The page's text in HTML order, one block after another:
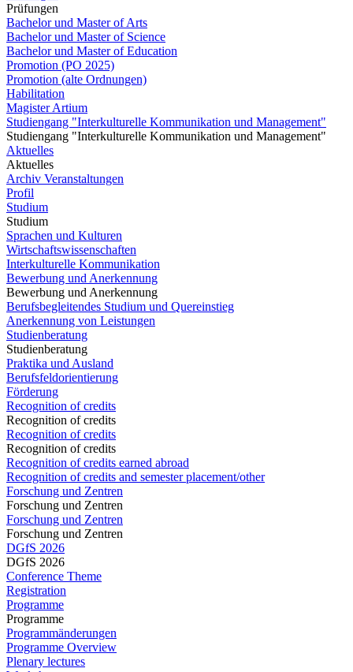
Prüfungen
Bachelor und Master of Arts
Bachelor und Master of Science
Bachelor und Master of Education
Promotion (PO 2025)
Promotion (alte Ordnungen)
Habilitation
Magister Artium
Studiengang "Interkulturelle Kommunikation und Management"
Studiengang "Interkulturelle Kommunikation und Management"
Aktuelles
Aktuelles
Archiv Veranstaltungen
Profil
Studium
Studium
Sprachen und Kulturen
Wirtschaftswissenschaften
Interkulturelle Kommunikation
Bewerbung und Anerkennung
Bewerbung und Anerkennung
Berufsbegleitendes Studium und Quereinstieg
Anerkennung von Leistungen
Studienberatung
Studienberatung
Praktika und Ausland
Berufsfeldorientierung
Förderung
Recognition of credits
Recognition of credits
Recognition of credits
Recognition of credits
Recognition of credits earned abroad
Recognition of credits and semester placement/other
Forschung und Zentren
Forschung und Zentren
Forschung und Zentren
Forschung und Zentren
DGfS 2026
DGfS 2026
Conference Theme
Registration
Programme
Programme
Programmänderungen
Programme Overview
Plenary lectures